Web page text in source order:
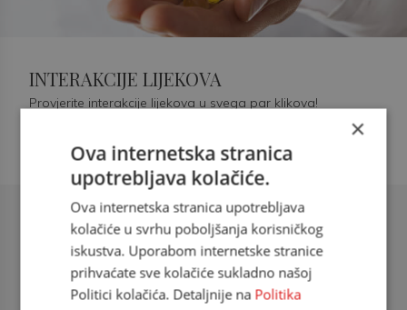
Šećerna bolest tip 2 = kardiovaskularna
doc. dr. sc. Višnja Kokić Maleš,
dr.med., specijalististica
INTERAKCIJE LIJEKOVA
Provjerite interakcije lijekova u svega par klikova!
×
Ova internetska stranica
upotrebljava kolačiće.
Ova internetska stranica upotrebljava
kolačiće u svrhu poboljšanja korisničkog
iskustva. Uporabom internetske stranice
prihvaćate sve kolačiće sukladno našoj
Politici kolačića. Detaljnije na Politika